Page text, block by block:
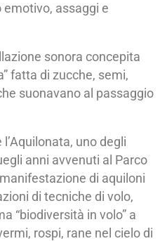
assaggi e
sonora concepita
fatta di zucche, semi,
suonavano al passaggio
uno degli
anni avvenuti al Parco
di aquiloni
di tecniche di volo,
“biodiversità in volo” a
rospi, rane nel cielo di